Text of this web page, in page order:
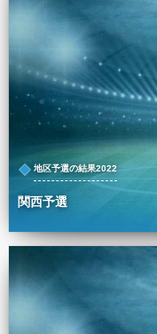
地区予選の結果2022
関西予選